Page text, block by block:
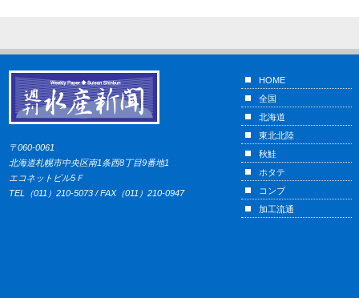
〒060-0061
北海道札幌市中央区南1条西8丁目9番地1
エコネットビル5Ｆ
TEL（011）210-5073 / FAX（011）210-0947
HOME
全国
北海道
東北北陸
秋鮭
ホタテ
コンブ
加工流通